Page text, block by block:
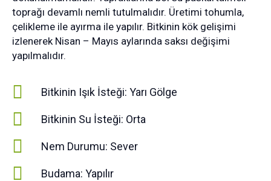
toprağı devamlı nemli tutulmalıdır. Üretimi tohumla,
çelikleme ile ayırma ile yapılır. Bitkinin kök gelişimi
izlenerek Nisan – Mayıs aylarında saksı değişimi
yapılmalıdır.
Bitkinin Işık İsteği: Yarı Gölge
Bitkinin Su İsteği: Orta
Nem Durumu: Sever
Budama: Yapılır